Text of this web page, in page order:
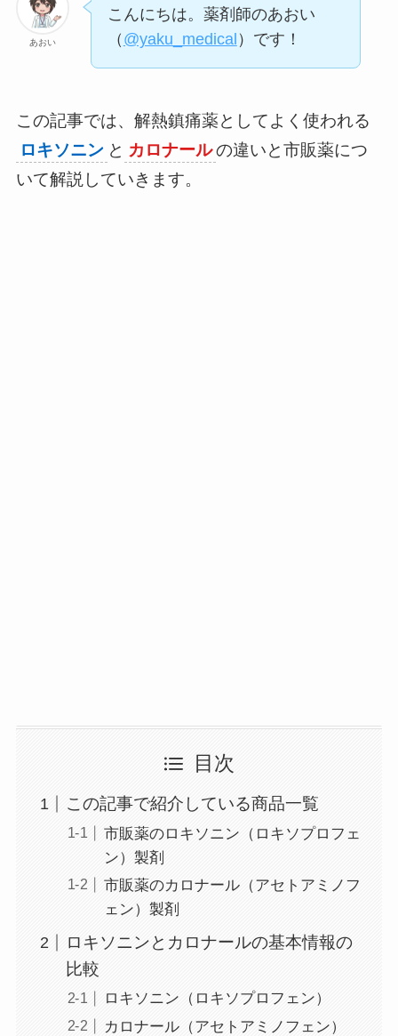
あおい
こんにちは。薬剤師のあおい
（ @yaku_medical ）です！
この記事では、解熱鎮痛薬としてよく使われる
ロキソニン と カロナールの違いと市販薬につ
いて解説していきます。
目次
この記事で紹介している商品一覧
市販薬のロキソニン（ロキソプロフェ
ン）製剤
市販薬のカロナール（アセトアミノフ
ェン）製剤
ロキソニンとカロナールの基本情報の
比較
ロキソニン（ロキソプロフェン）
カロナール（アセトアミノフェン）